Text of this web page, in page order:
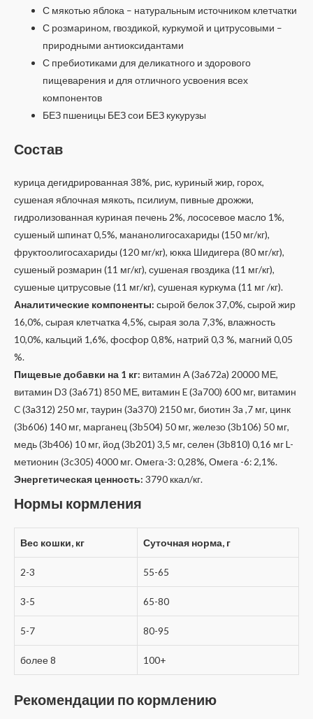
С мякотью яблока – натуральным источником клетчатки
С розмарином, гвоздикой, куркумой и цитрусовыми –
природными антиоксидантами
С пребиотиками для деликатного и здорового
пищеварения и для отличного усвоения всех
компонентов
БЕЗ пшеницы БЕЗ сои БЕЗ кукурузы
Состав
курица дегидрированная 38%, рис, куриный жир, горох,
сушеная яблочная мякоть, псилиум, пивные дрожжи,
гидролизованная куриная печень 2%, лососевое масло 1%,
сушеный шпинат 0,5%, мананолигосахариды (150 мг/кг),
фруктоолигосахариды (120 мг/кг), юкка Шидигера (80 мг/кг),
сушеный розмарин (11 мг/кг), сушеная гвоздика (11 мг/кг),
сушеные цитрусовые (11 мг/кг), сушеная куркума (11 мг /кг).
Аналитические компоненты: сырой белок 37,0%, сырой жир
16,0%, сырая клетчатка 4,5%, сырая зола 7,3%, влажность
10,0%, кальций 1,6%, фосфор 0,8%, натрий 0,3 %, магний 0,05
%.
Пищевые добавки на 1 кг: витамин А (3a672a) 20000 МЕ,
витамин D3 (3a671) 850 МЕ, витамин E (3a700) 600 мг, витамин
C (3a312) 250 мг, таурин (3a370) 2150 мг, биотин 3a ,7 мг, цинк
(3b606) 140 мг, марганец (3b504) 50 мг, железо (3b106) 50 мг,
медь (3b406) 10 мг, йод (3b201) 3,5 мг, селен (3b810) 0,16 мг L-
метионин (3c305) 4000 мг. Омега-3: 0,28%, Омега -6: 2,1%.
Энергетическая ценность: 3790 ккал/кг.
Нормы кормления
Вес кошки, кг Суточная норма, г
2-3 55-65
3-5 65-80
5-7 80-95
более 8 100+
Рекомендации по кормлению